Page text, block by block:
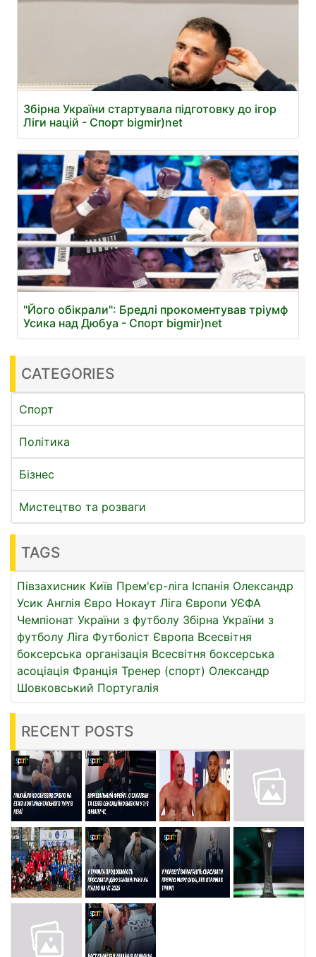
Збірна України стартувала підготовку до ігор
Ліги націй - Спорт bigmir)net
"Його обікрали": Бредлі прокоментував тріумф
Усика над Дюбуа - Спорт bigmir)net
CATEGORIES
Спорт
Політика
Бізнес
Мистецтво та розваги
TAGS
Півзахисник Київ Прем'єр-ліга Іспанія Олександр
Усик Англія Євро Нокаут Ліга Європи УЄФА
Чемпіонат України з футболу Збірна України з
футболу Ліга Футболіст Європа Всесвітня
боксерська організація Всесвітня боксерська
асоціація Франція Тренер (спорт) Олександр
Шовковський Португалія
RECENT POSTS